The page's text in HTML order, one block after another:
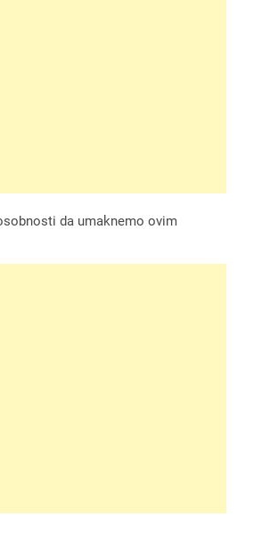
da umaknemo ovim